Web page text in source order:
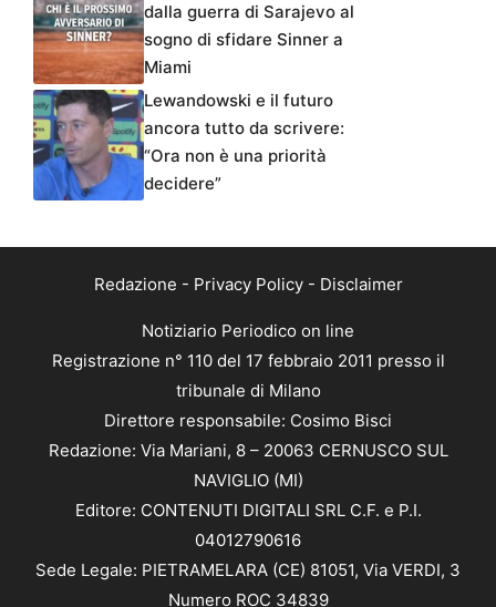
dalla guerra di Sarajevo al
sogno di sfidare Sinner a
Miami
Lewandowski e il futuro
ancora tutto da scrivere:
“Ora non è una priorità
decidere”
Redazione - Privacy Policy- Disclaimer
Notiziario Periodico on line
Registrazione n° 110 del 17 febbraio 2011 presso il
tribunale di Milano
Direttore responsabile: Cosimo Bisci
Redazione: Via Mariani, 8 – 20063 CERNUSCO SUL
NAVIGLIO (MI)
Editore: CONTENUTI DIGITALI SRL C.F. e P.I.
04012790616
Sede Legale: PIETRAMELARA (CE) 81051, Via VERDI, 3
Numero ROC 34839